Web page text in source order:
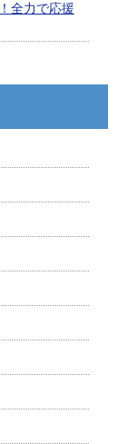
全力で応援